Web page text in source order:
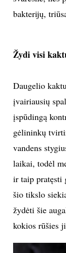
bakterijų,
Žydi visi
Daugelio
įvairiausių
įspūdingą
gėlininkų
vandens
laikai, todėl
ir taip pratęsti
šio tikslo
žydėti šie
kokios rūšies